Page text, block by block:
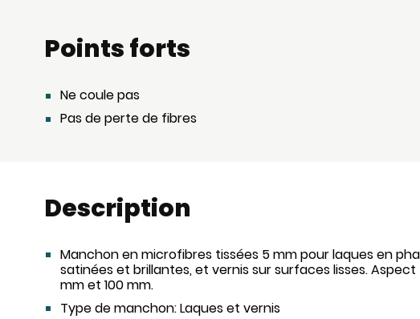
Points forts
Ne coule pas
Pas de perte de fibres
Description
Manchon en microfibres tissées 5 mm pour laques en
satinées et brillantes, et vernis sur surfaces lisses. Aspect
mm et 100 mm.
Type de manchon:Laques et vernis